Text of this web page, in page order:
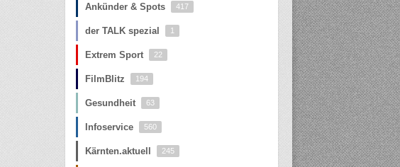
Ankünder & Spots 417
der TALK spezial 1
Extrem Sport 22
FilmBlitz 194
Gesundheit 63
Infoservice 560
Kärnten.aktuell 245